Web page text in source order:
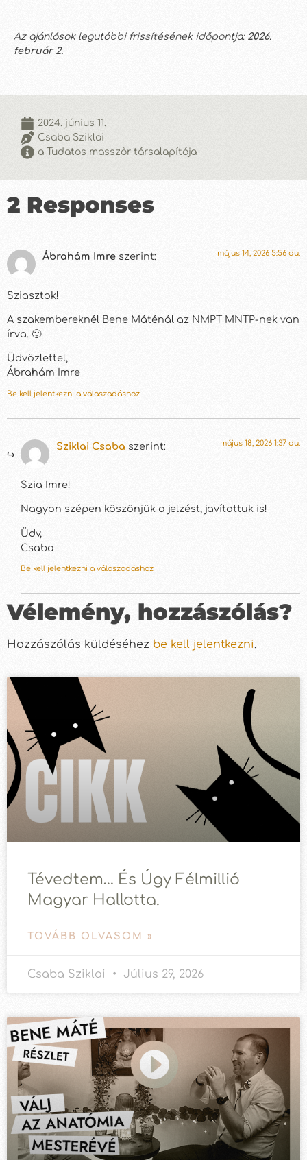
Az ajánlások legutóbbi frissítésének időpontja: 2026.
február 2.
2024. június 11.
Csaba Sziklai
a Tudatos masszőr társalapítója
2 Responses
Ábrahám Imre szerint: május 14, 2026 5:56 du.
Sziasztok!
A szakembereknél Bene Máténál az NMPT MNTP-nek van
írva. 🙂
Üdvözlettel,
Ábrahám Imre
Be kell jelentkezni a válaszadáshoz
Sziklai Csaba szerint: május 18, 2026 1:37 du.
Szia Imre!
Nagyon szépen köszönjük a jelzést, javítottuk is!
Üdv,
Csaba
Be kell jelentkezni a válaszadáshoz
Vélemény, hozzászólás?
Hozzászólás küldéséhez be kell jelentkezni.
Tévedtem… És Úgy Félmillió
Magyar Hallotta.
TOVÁBB OLVASOM »
Csaba Sziklai Július 29, 2026